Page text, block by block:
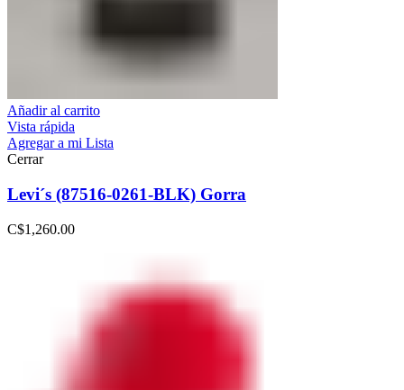
Añadir al carrito
Vista rápida
Agregar a mi Lista
Cerrar
Levi´s (87516-0261-BLK) Gorra
C$1,260.00